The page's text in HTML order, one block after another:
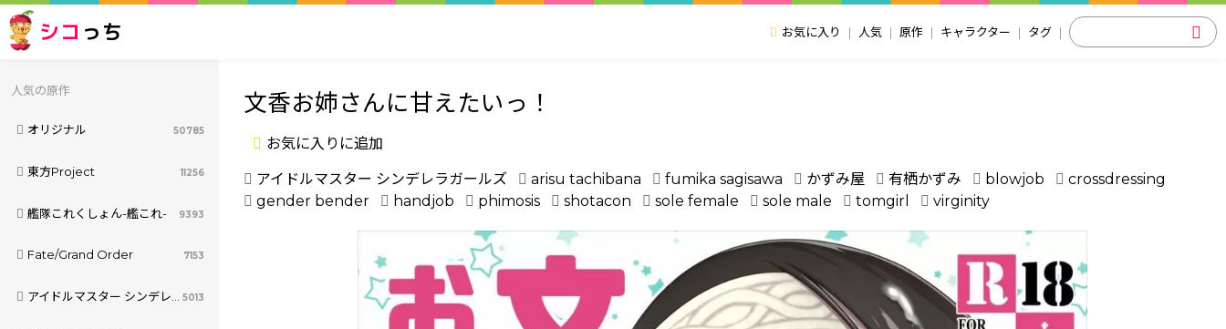
シコ っち お気に入り 人気 原作 キャラクター タグ
人気の原作
オリジナル 50785
東方Project 11256
艦隊これくしょん-艦これ- 9393
Fate/Grand Order 7153
アイドルマスター シンデレラガールズ 5013
文香お姉さんに甘えたいっ！
お気に入りに追加
アイドルマスター シンデレラガールズ arisu tachibana fumika sagisawa かずみ屋 有栖かずみ blowjob
crossdressing
gender bender
handjob phimosis shotacon sole female sole male tomgirl virginity